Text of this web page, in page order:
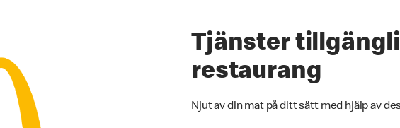
Tjänster
restaurang
Njut av din mat på ditt sätt med hjälp av